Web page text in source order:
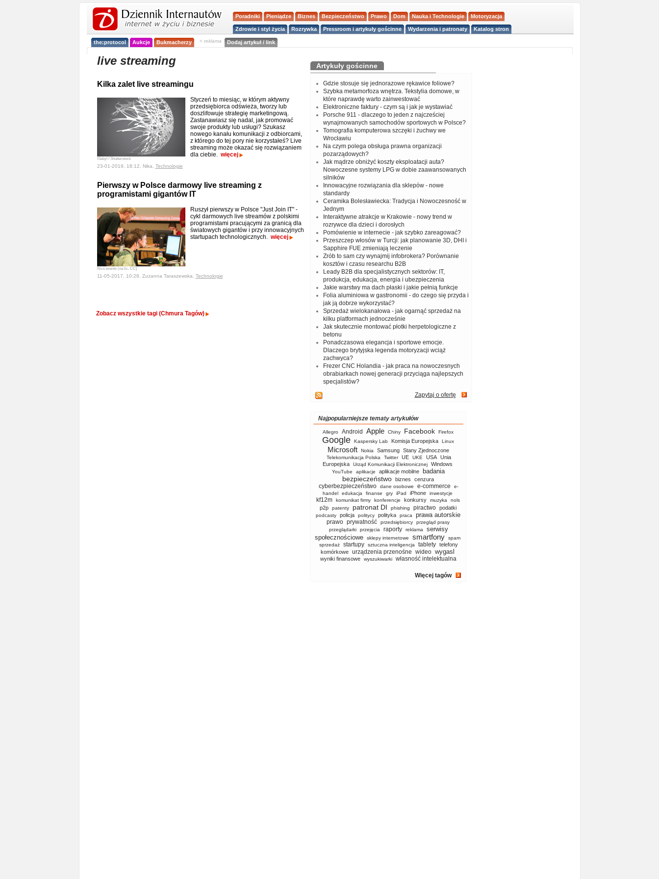
Poradniki Pieniądze Biznes Bezpieczeństwo Prawo Dom Nauka i Technologie Motoryzacja
Zdrowie i styl życia Rozrywka Pressroom i artykuły gościnne Wydarzenia i patronaty Katalog stron
the:protocol Aukcje Bukmacherzy < reklama Dodaj artykuł / link
live streaming
Kilka zalet live streamingu
ISebyI / Shutterstock
Styczeń to miesiąc, w którym aktywny
przedsiębiorca odświeża, tworzy lub
doszlifowuje strategię marketingową.
Zastanawiasz się nadal, jak promować
swoje produkty lub usługi? Szukasz
nowego kanału komunikacji z odbiorcami,
z którego do tej pory nie korzystałeś? Live
streaming może okazać się rozwiązaniem
dla ciebie. więcej
23-01-2019, 18:12, Nika, Technologie
Pierwszy w Polsce darmowy live streaming z
programistami gigantów IT
Nics events (na lic. CC)
Ruszył pierwszy w Polsce "Just Join IT" -
cykl darmowych live streamów z polskimi
programistami pracującymi za granicą dla
światowych gigantów i przy innowacyjnych
startupach technologicznych. więcej
11-05-2017, 10:28, Zuzanna Taraszewska, Technologie
Zobacz wszystkie tagi (Chmura Tagów)
Artykuły gościnne
Gdzie stosuje się jednorazowe rękawice foliowe?
Szybka metamorfoza wnętrza. Tekstylia domowe, w
które naprawdę warto zainwestować
Elektroniczne faktury - czym są i jak je wystawiać
Porsche 911 - dlaczego to jeden z najcześciej
wynajmowanych samochodów sportowych w Polsce?
Tomografia komputerowa szczęki i żuchwy we
Wrocławiu
Na czym polega obsługa prawna organizacji
pozarządowych?
Jak mądrze obniżyć koszty eksploatacji auta?
Nowoczesne systemy LPG w dobie zaawansowanych
silników
Innowacyjne rozwiązania dla sklepów - nowe
standardy
Ceramika Bolesławiecka: Tradycja i Nowoczesność w
Jednym
Interaktywne atrakcje w Krakowie - nowy trend w
rozrywce dla dzieci i dorosłych
Pomówienie w internecie - jak szybko zareagować?
Przeszczep włosów w Turcji: jak planowanie 3D, DHI i
Sapphire FUE zmieniają leczenie
Zrób to sam czy wynajmij infobrokera? Porównanie
kosztów i czasu researchu B2B
Leady B2B dla specjalistycznych sektorów: IT,
produkcja, edukacja, energia i ubezpieczenia
Jakie warstwy ma dach płaski i jakie pełnią funkcje
Folia aluminiowa w gastronomii - do czego się przyda i
jak ją dobrze wykorzystać?
Sprzedaż wielokanałowa - jak ogarnąć sprzedaż na
kilku platformach jednocześnie
Jak skutecznie montować płotki herpetologiczne z
betonu
Ponadczasowa elegancja i sportowe emocje.
Dlaczego brytyjska legenda motoryzacji wciąż
zachwyca?
Frezer CNC Holandia - jak praca na nowoczesnych
obrabiarkach nowej generacji przyciąga najlepszych
specjalistów?
Zapytaj o ofertę
Najpopularniejsze tematy artykułów
Allegro Android Apple Chiny Facebook Firefox
Google Kaspersky Lab Komisja Europejska Linux
Microsoft Nokia Samsung Stany Zjednoczone
Telekomunikacja Polska Twitter UE UKE USA
Unia
Europejska
Urząd Komunikacji Elektronicznej Windows
YouTube aplikacje aplikacje mobilne badania
bezpieczeństwo biznes cenzura
cyberbezpieczeństwo dane osobowe e-commerce
e-
handel
edukacja finanse gry iPad iPhone inwestycje
kf12m komunikat firmy konferencje konkursy muzyka nols
p2p patenty patronat DI phishing piractwo podatki
podcasty policja politycy polityka praca prawa autorskie
prawo prywatność przedsiębiorcy
przegląd prasy
przeglądarki
przejęcia raporty reklama
serwisy
społecznościowe
sklepy internetowe smartfony
spam
sprzedaż
startupy sztuczna inteligencja tablety telefony
komórkowe urządzenia przenośne wideo wygasl
wyniki finansowe wyszukiwarki własność intelektualna
Więcej tagów